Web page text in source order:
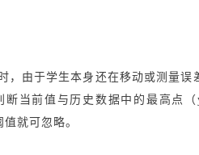
，由于学生本身还在移动或测量误
断当前值与历史数据中的最高点
就可忽略。